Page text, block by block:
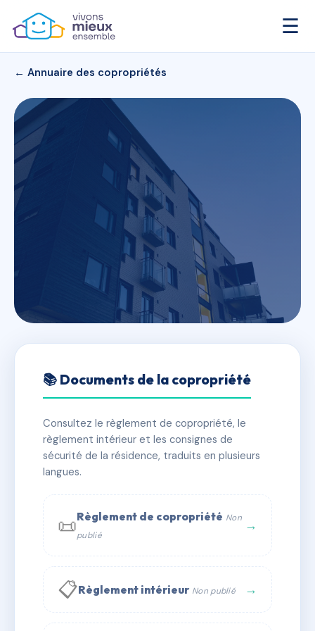
☰
← Annuaire des copropriétés
LE VERCORS - MS30577
✓ Immatriculée 🏠 43 lots 🏗 2 bâtiment(s)
📞 Contacter Syndic Digital
📚 Documents de la copropriété
Consultez le règlement de copropriété, le
règlement intérieur et les consignes de
sécurité de la résidence, traduits en plusieurs
langues.
📜Règlement de copropriété Non
publié
→
📋Règlement intérieur Non publié →